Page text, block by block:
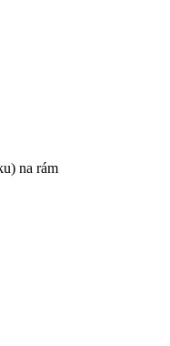
na rám